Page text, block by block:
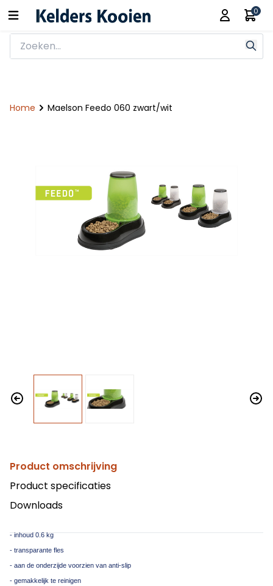
0
Home Maelson Feedo 060 zwart/wit
Product omschrijving
Product specificaties
Downloads
- inhoud 0.6 kg
- transparante fles
- aan de onderzijde voorzien van anti-slip
- gemakkelijk te reinigen